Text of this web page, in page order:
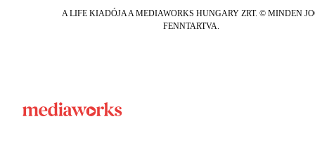
A LIFE KIADÓJA A MEDIAWORKS HUNGARY ZRT. © MINDEN
FENNTARTVA.